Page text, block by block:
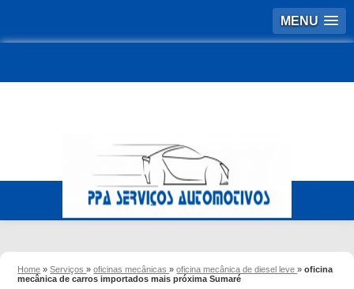
MENU
Home »Serviços»oficinas mecânicas»oficina mecânica de diesel leve»oficina
mecânica de carros importados mais próxima Sumaré